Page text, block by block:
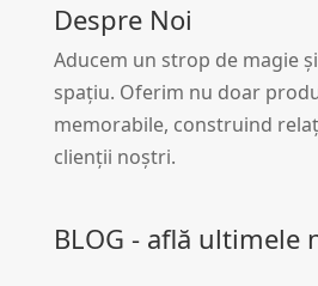
Despre Noi
Aducem un strop de magie
spațiu. Oferim nu doar
memorabile, construind
clienții noștri.
BLOG - află ultimele